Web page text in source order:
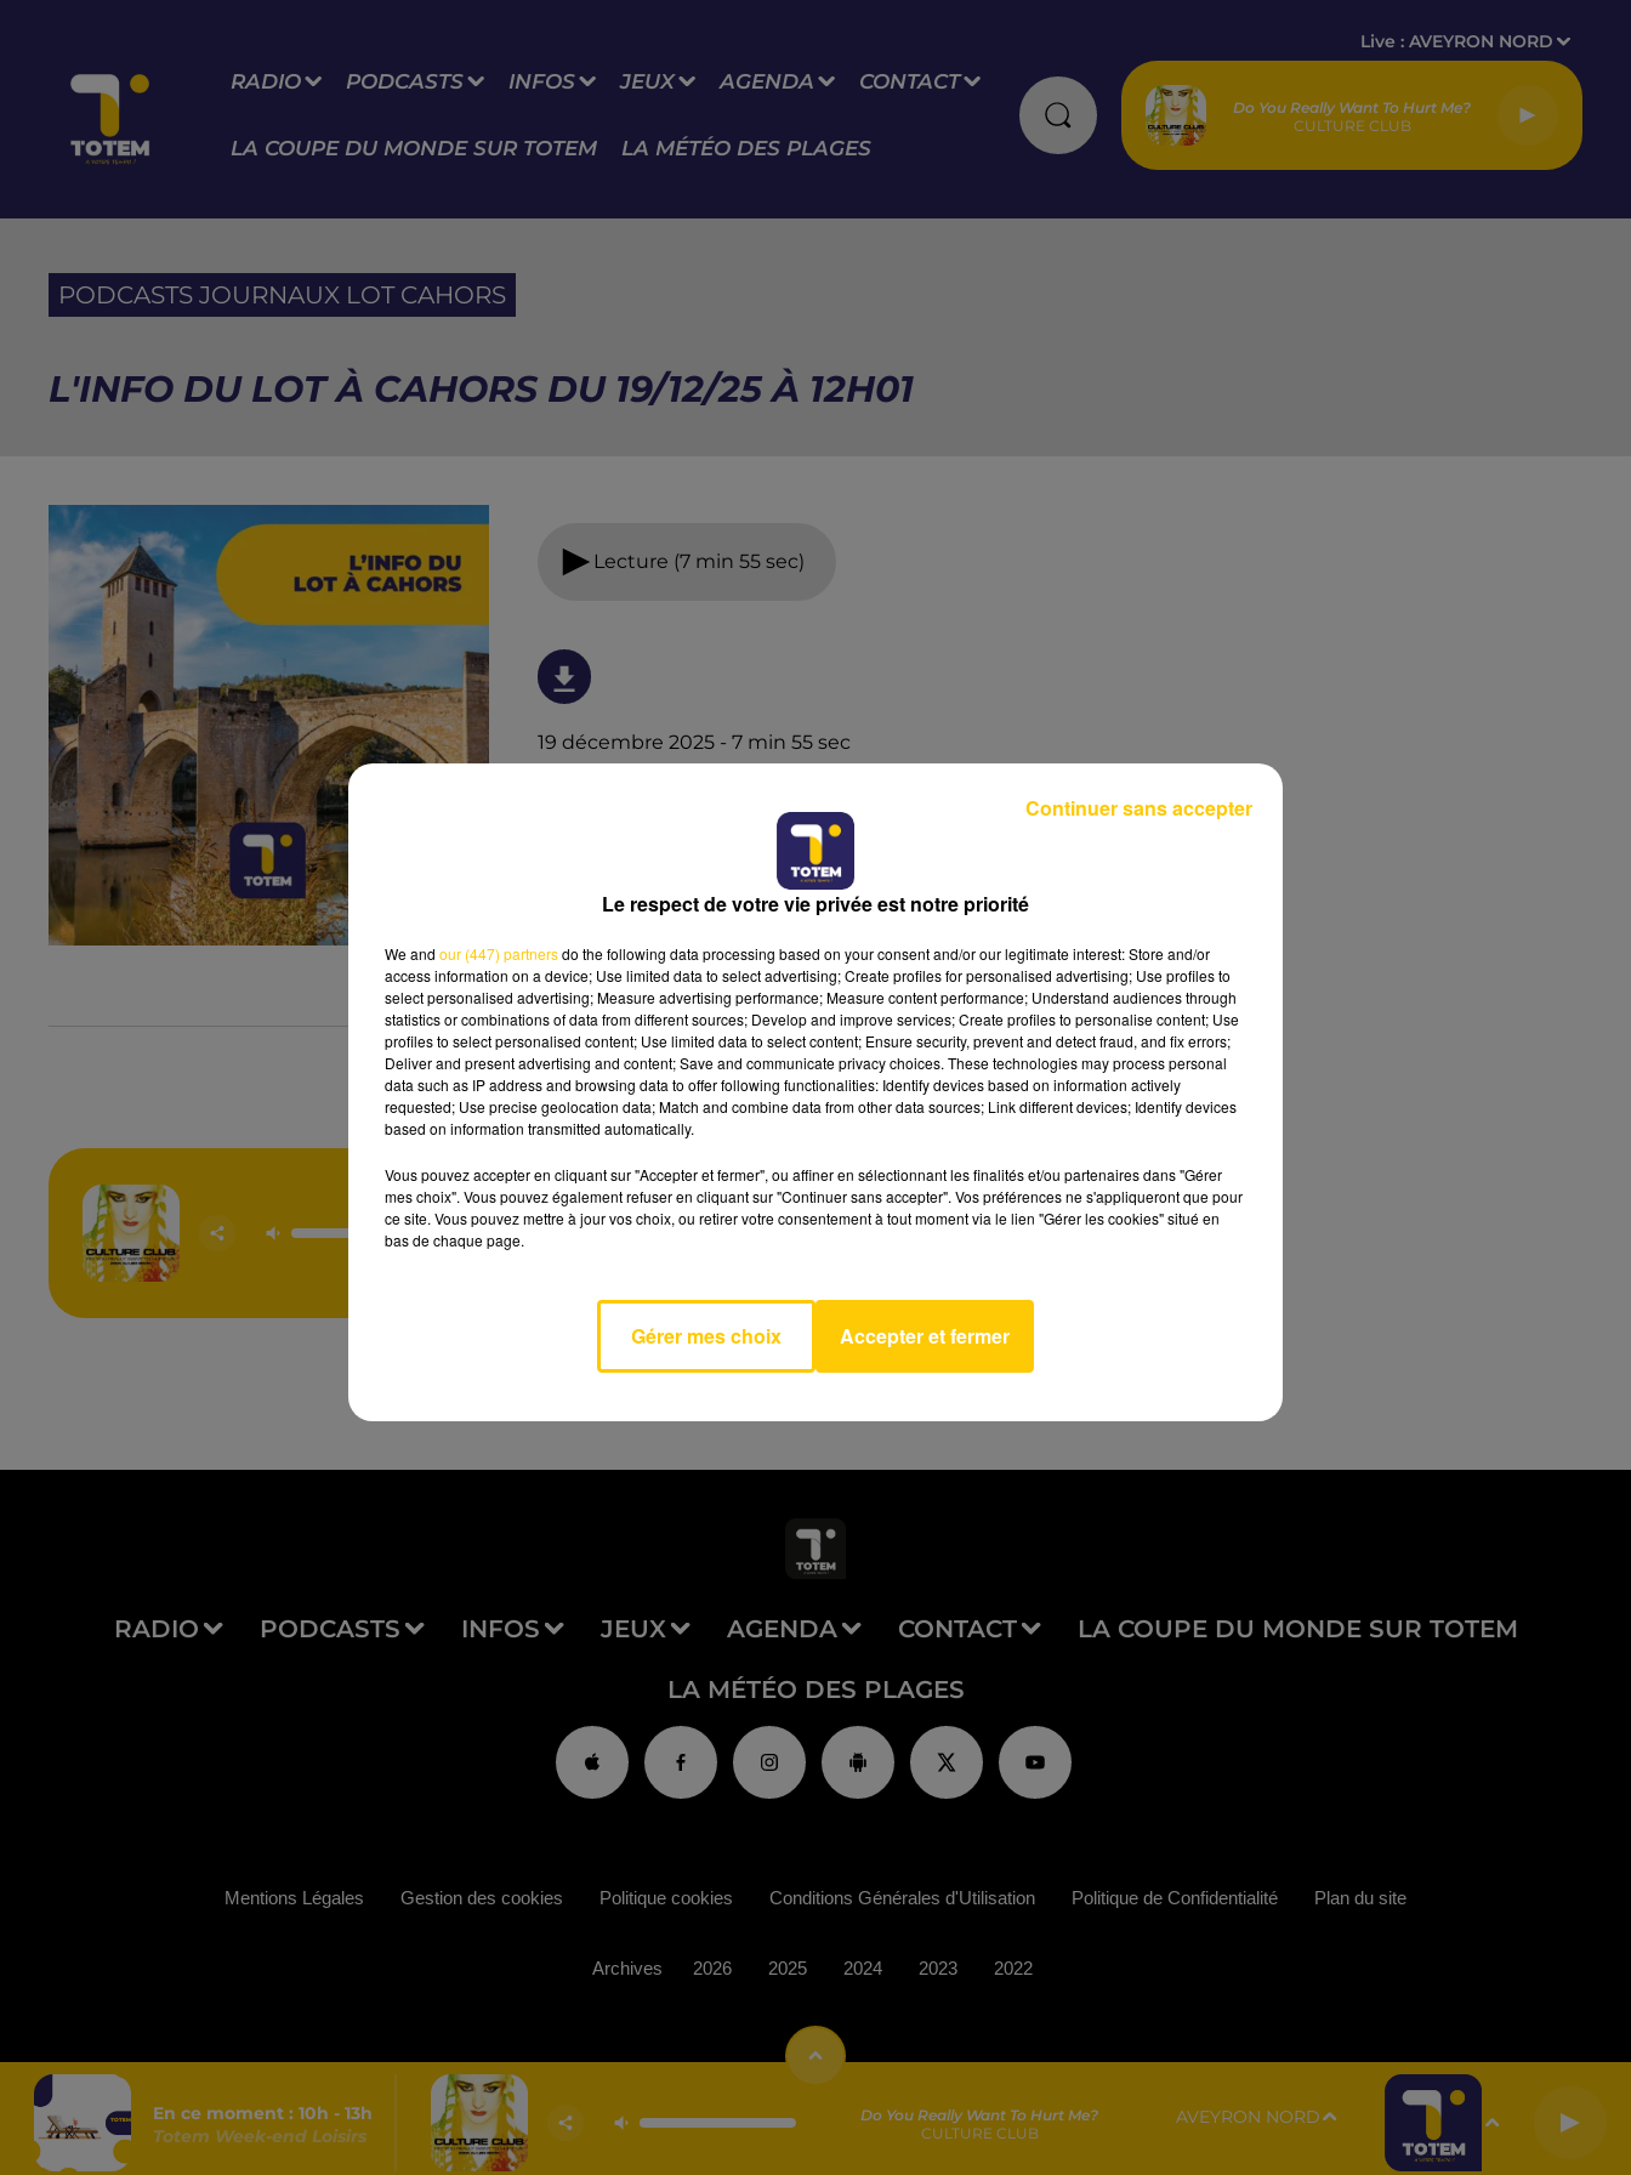
RADIO PODCASTS INFOS JEUX AGENDA CONTACT
LA COUPE DU MONDE SUR TOTEM LA MÉTÉO DES PLAGES
Live :AVEYRON NORD
Do You Really Want To Hurt Me?
CULTURE CLUB
PODCASTS JOURNAUX LOT CAHORS
L'INFO DU LOT À CAHORS DU 19/12/25 À 12H01
Lecture (7 min 55 sec)
19 décembre 2025 - 7 min 55 sec
Do You Really
Want To Hurt
Me?
AVEYRON NORD
RADIO PODCASTS INFOS JEUX AGENDA CONTACT LA COUPE DU MONDE SUR TOTEM
LA MÉTÉO DES PLAGES
En ce moment : 10h - 13h
Totem Week-end Loisirs
Do You Really Want To Hurt Me?
CULTURE CLUB
AVEYRON NORD
Mentions Légales Gestion des cookies Politique cookies Conditions Générales d'Utilisation Politique de Confidentialité Plan du site
Archives 2026 2025 2024 2023 2022
Le respect de votre vie privée est notre priorité
We and our (447) partnersdo the following data processing based on your consent and/or our legitimate interest: Store and/or
access information on a device; Use limited data to select advertising; Create profiles for personalised advertising; Use profiles to
select personalised advertising; Measure advertising performance; Measure content performance; Understand audiences through
statistics or combinations of data from different sources; Develop and improve services; Create profiles to personalise content; Use
profiles to select personalised content; Use limited data to select content; Ensure security, prevent and detect fraud, and fix errors;
Deliver and present advertising and content; Save and communicate privacy choices. These technologies may process personal
data such as IP address and browsing data to offer following functionalities: Identify devices based on information actively
requested; Use precise geolocation data; Match and combine data from other data sources; Link different devices; Identify devices
based on information transmitted automatically.
Vous pouvez accepter en cliquant sur "Accepter et fermer", ou affiner en sélectionnant les finalités et/ou partenaires dans "Gérer
mes choix". Vous pouvez également refuser en cliquant sur "Continuer sans accepter". Vos préférences ne s'appliqueront que pour
ce site. Vous pouvez mettre à jour vos choix, ou retirer votre consentement à tout moment via le lien "Gérer les cookies" situé en
bas de chaque page.
Gérer mes choix Accepter et fermer
Continuer sans accepter